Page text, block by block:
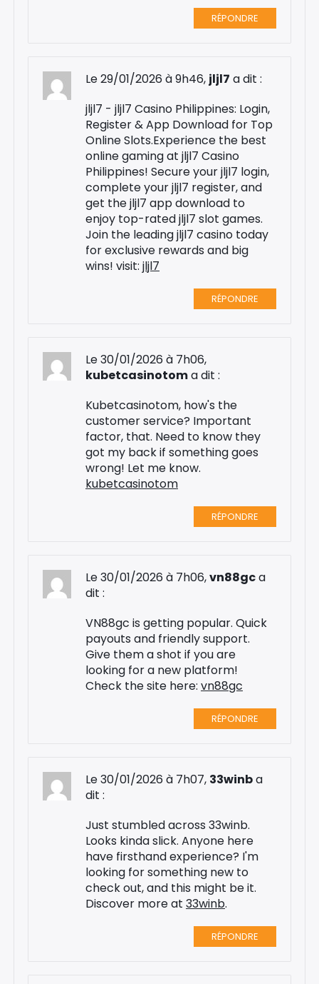
RÉPONDRE
Le 29/01/2026 à 9h46, jljl7 a dit :
jljl7 - jljl7 Casino Philippines: Login,
Register & App Download for Top
Online Slots.Experience the best
online gaming at jljl7 Casino
Philippines! Secure your jljl7 login,
complete your jljl7 register, and
get the jljl7 app download to
enjoy top-rated jljl7 slot games.
Join the leading jljl7 casino today
for exclusive rewards and big
wins! visit: jljl7
RÉPONDRE
Le 30/01/2026 à 7h06,
kubetcasinotoma dit :
Kubetcasinotom, how's the
customer service? Important
factor, that. Need to know they
got my back if something goes
wrong! Let me know.
kubetcasinotom
RÉPONDRE
Le 30/01/2026 à 7h06,vn88gca
dit :
VN88gc is getting popular. Quick
payouts and friendly support.
Give them a shot if you are
looking for a new platform!
Check the site here: vn88gc
RÉPONDRE
Le 30/01/2026 à 7h07, 33winba
dit :
Just stumbled across 33winb.
Looks kinda slick. Anyone here
have firsthand experience? I'm
looking for something new to
check out, and this might be it.
Discover more at 33winb.
RÉPONDRE